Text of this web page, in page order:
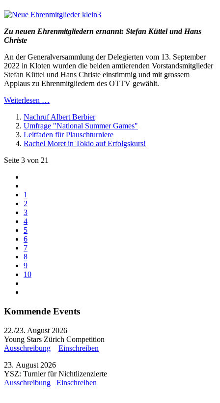
Zu neuen Ehrenmitgliedern ernannt: Stefan Küttel und Hans
Christe
An der Generalversammlung der Delegierten vom 13. September
2022 in Kloten wurden die beiden amtierenden Vorstandsmitglieder
Stefan Küttel und Hans Christe einstimmig und mit grossem
Applaus zu Ehrenmitgliedern des OTTV gewählt.
Weiterlesen …
Nachruf Albert Berbier
Umfrage "National Summer Games"
Leitfaden für Plauschturniere
Rachel Moret in Tokio auf Erfolgskurs!
Seite 3 von 21
1
2
3
4
5
6
7
8
9
10
Kommende Events
22./23. August 2026
Young Stars Zürich Competition
Ausschreibung
Einschreiben
23. August 2026
YSZ: Turnier für Nichtlizenzierte
Ausschreibung
Einschreiben